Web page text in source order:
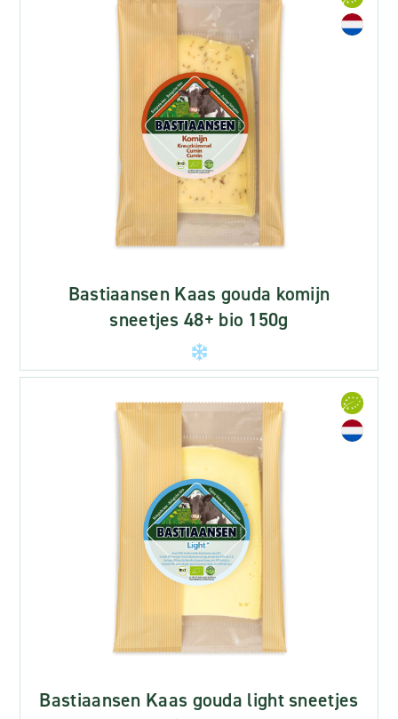
Bastiaansen Kaas gouda komijn
sneetjes 48+ bio 150g
Bastiaansen Kaas gouda light sneetjes